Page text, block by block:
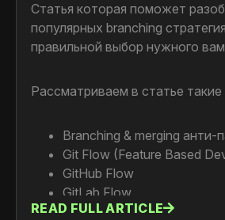
Статья которая поможет
популярных branching
правильной выбор нужного
Рассматриваем в статье
Branching & merging анти-
Git Flow (Feature Based
GitHub Flow
GitLab Flow
Trunk Based Development
READ FULL ARTICLE